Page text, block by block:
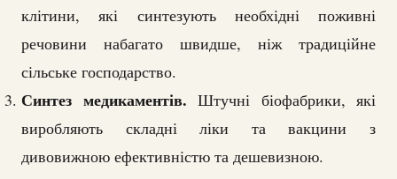
клітини, які синтезують необхідні поживні
речовини набагато швидше, ніж традиційне
сільське господарство.
Синтез медикаментів. Штучні біофабрики, які
виробляють складні ліки та вакцини з
дивовижною ефективністю та дешевизною.